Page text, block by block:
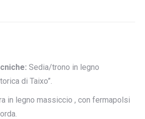
Sedia/trono in legno
di Taixo”.
in legno massiccio , con fermapolsi